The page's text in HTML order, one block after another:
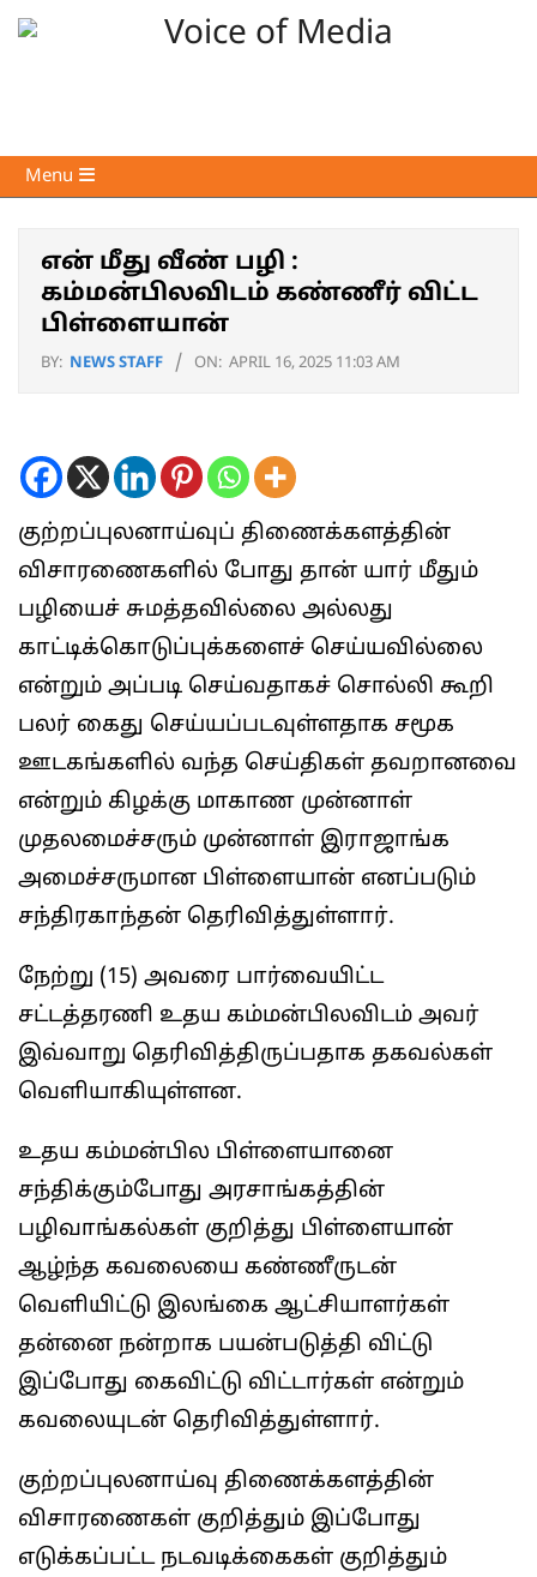
Skip
Voice
of
Primary
Navigation
Menu
என் மீது வீண் பழி :
கம்மன்பிலவிடம் கண்ணீர் விட்ட
பிள்ளையான்
BY: NEWS STAFF ON: APRIL 16, 2025 11:03 AM
குற்றப்புலனாய்வுப் திணைக்களத்தின்
விசாரணைகளில் போது தான் யார் மீதும்
பழியைச் சுமத்தவில்லை அல்லது
காட்டிக்கொடுப்புக்களைச் செய்யவில்லை
என்றும் அப்படி செய்வதாகச் சொல்லி கூறி
பலர் கைது செய்யப்படவுள்ளதாக சமூக
ஊடகங்களில் வந்த செய்திகள் தவறானவை
என்றும் கிழக்கு மாகாண முன்னாள்
முதலமைச்சரும் முன்னாள் இராஜாங்க
அமைச்சருமான பிள்ளையான் எனப்படும்
சந்திரகாந்தன் தெரிவித்துள்ளார்.
நேற்று (15) அவரை பார்வையிட்ட
சட்டத்தரணி உதய கம்மன்பிலவிடம் அவர்
இவ்வாறு தெரிவித்திருப்பதாக தகவல்கள்
வெளியாகியுள்ளன.
உதய கம்மன்பில பிள்ளையானை
சந்திக்கும்போது அரசாங்கத்தின்
பழிவாங்கல்கள் குறித்து பிள்ளையான்
ஆழ்ந்த கவலையை கண்ணீருடன்
வெளியிட்டு இலங்கை ஆட்சியாளர்கள்
தன்னை நன்றாக பயன்படுத்தி விட்டு
இப்போது கைவிட்டு விட்டார்கள் என்றும்
கவலையுடன் தெரிவித்துள்ளார்.
குற்றப்புலனாய்வு திணைக்களத்தின்
விசாரணைகள் குறித்தும் இப்போது
எடுக்கப்பட்ட நடவடிக்கைகள் குறித்தும்